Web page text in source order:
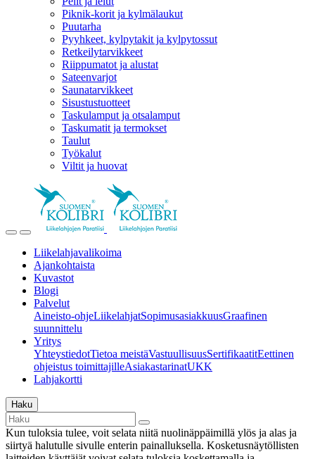
Piknik-korit ja kylmälaukut
Puutarha
Pyyhkeet, kylpytakit ja kylpytossut
Retkeilytarvikkeet
Riippumatot ja alustat
Sateenvarjot
Saunatarvikkeet
Sisustustuotteet
Taskulamput ja otsalamput
Taskumatit ja termokset
Taulut
Työkalut
Viltit ja huovat
Liikelahjavalikoima
Ajankohtaista
Kuvastot
Blogi
Palvelut
Aineisto-ohjeLiikelahjatSopimusasiakkuusGraafinen
suunnittelu
Yritys
YhteystiedotTietoa meistäVastuullisuusSertifikaatitEettinen
ohjeistus toimittajilleAsiakastarinatUKK
Lahjakortti
Haku
Kun tuloksia tulee, voit selata niitä nuolinäppäimillä ylös ja alas ja
siirtyä halutulle sivulle enterin painalluksella. Kosketusnäytöllisten